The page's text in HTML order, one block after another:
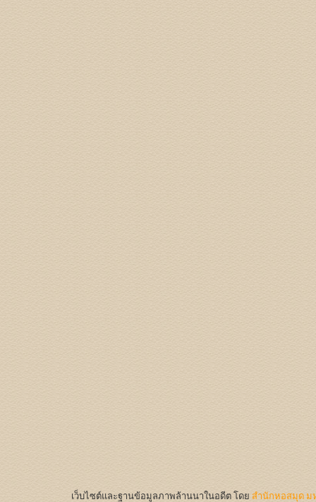
เว็บไซต์และฐานข้อมูลภาพล้านนาในอดีต โดย สำนักหอสมุด ม